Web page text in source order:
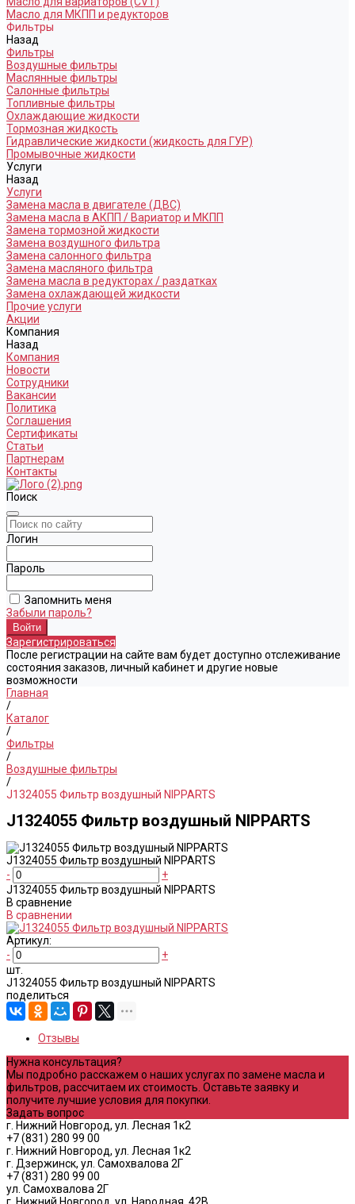
Масло для МКПП и редукторов
Фильтры
Назад
Фильтры
Воздушные фильтры
Маслянные фильтры
Салонные фильтры
Топливные фильтры
Охлаждающие жидкости
Тормозная жидкость
Гидравлические жидкости (жидкость для ГУР)
Промывочные жидкости
Услуги
Назад
Услуги
Замена масла в двигателе (ДВС)
Замена масла в АКПП / Вариатор и МКПП
Замена тормозной жидкости
Замена воздушного фильтра
Замена салонного фильтра
Замена масляного фильтра
Замена масла в редукторах / раздатках
Замена охлаждающей жидкости
Прочие услуги
Акции
Компания
Назад
Компания
Новости
Сотрудники
Вакансии
Политика
Соглашения
Сертификаты
Статьи
Партнерам
Контакты
Поиск
Логин
Пароль
Запомнить меня
Забыли пароль?
Зарегистрироваться
После регистрации на сайте вам будет доступно отслеживание
состояния заказов, личный кабинет и другие новые
возможности
Главная
/
Каталог
/
Фильтры
/
Воздушные фильтры
/
J1324055 Фильтр воздушный NIPPARTS
J1324055 Фильтр воздушный NIPPARTS
J1324055 Фильтр воздушный NIPPARTS
-
+
J1324055 Фильтр воздушный NIPPARTS
В сравнение
В сравнении
Артикул:
-
+
шт.
J1324055 Фильтр воздушный NIPPARTS
поделиться
Отзывы
Нужна консультация?
Мы подробно расскажем о наших услугах по замене масла и
фильтров, рассчитаем их стоимость. Оставьте заявку и
получите лучшие условия для покупки.
Задать вопрос
г. Нижний Новгород, ул. Лесная 1к2
+7 (831) 280 99 00
г. Нижний Новгород, ул. Лесная 1к2
г. Дзержинск, ул. Самохвалова 2Г
+7 (831) 280 99 00
ул. Самохвалова 2Г
г. Нижний Новгород, ул. Народная, 42В